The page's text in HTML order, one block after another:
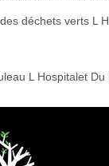
déchets verts L
L Hospitalet